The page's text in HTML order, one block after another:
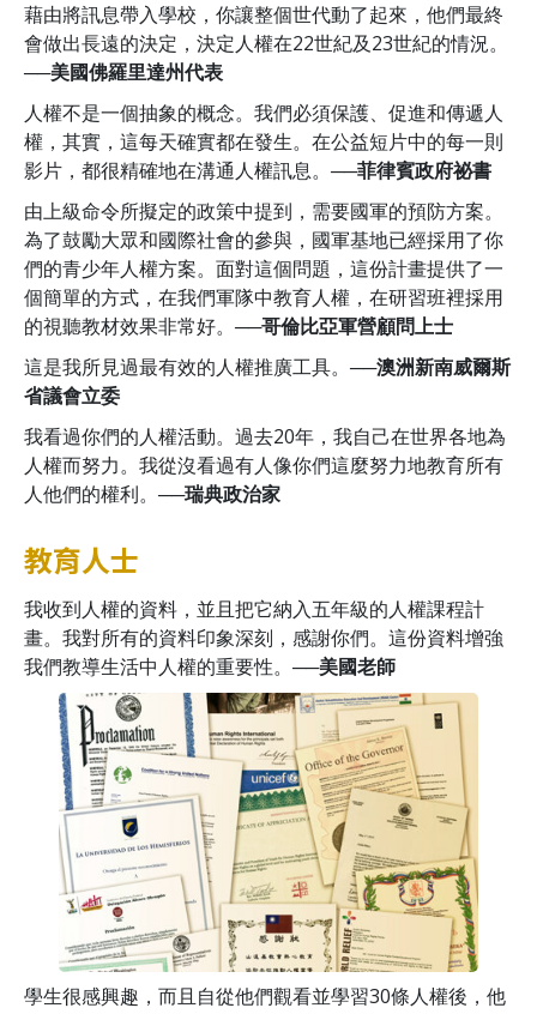
藉由將訊息帶入學校，你讓整個世代動了起來，他們最終
會做出長遠的決定，決定人權在22世紀及23世紀的情況。
──美國佛羅里達州代表
人權不是一個抽象的概念。我們必須保護、促進和傳遞人
權，其實，這每天確實都在發生。在公益短片中的每一則
影片，都很精確地在溝通人權訊息。 ──菲律賓政府祕書
由上級命令所擬定的政策中提到，需要國軍的預防方案。
為了鼓勵大眾和國際社會的參與，國軍基地已經採用了你
們的青少年人權方案。面對這個問題，這份計畫提供了一
個簡單的方式，在我們軍隊中教育人權，在研習班裡採用
的視聽教材效果非常好。 ──哥倫比亞軍營顧問上士
這是我所見過最有效的人權推廣工具。 ──澳洲新南威爾斯
省議會立委
我看過你們的人權活動。過去20年，我自己在世界各地為
人權而努力。我從沒看過有人像你們這麼努力地教育所有
人他們的權利。 ──瑞典政治家
教育人士
我收到人權的資料，並且把它納入五年級的人權課程計
畫。我對所有的資料印象深刻，感謝你們。這份資料增強
我們教導生活中人權的重要性。 ──美國老師
學生很感興趣，而且自從他們觀看並學習30條人權後，他